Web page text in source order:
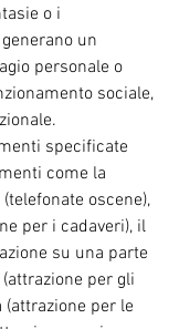
o i
un
personale o
sociale,
specificate
come la
oscene),
per i cadaveri), il
su una parte
per gli
per le